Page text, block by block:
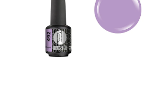
Doporučujeme